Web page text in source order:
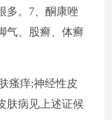
多。7、酮康唑
气、股癣、体癣
瘙痒;神经性皮
肤病见上述证候